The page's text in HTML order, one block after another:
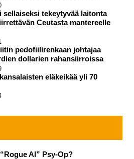
sellaiseksi tekeytyvää laitonta
Ceutasta mantereelle
pedofiilirenkaan johtajaa
dollarien rahansiirroissa
eläkeikää yli 70
AI” Psy-Op?